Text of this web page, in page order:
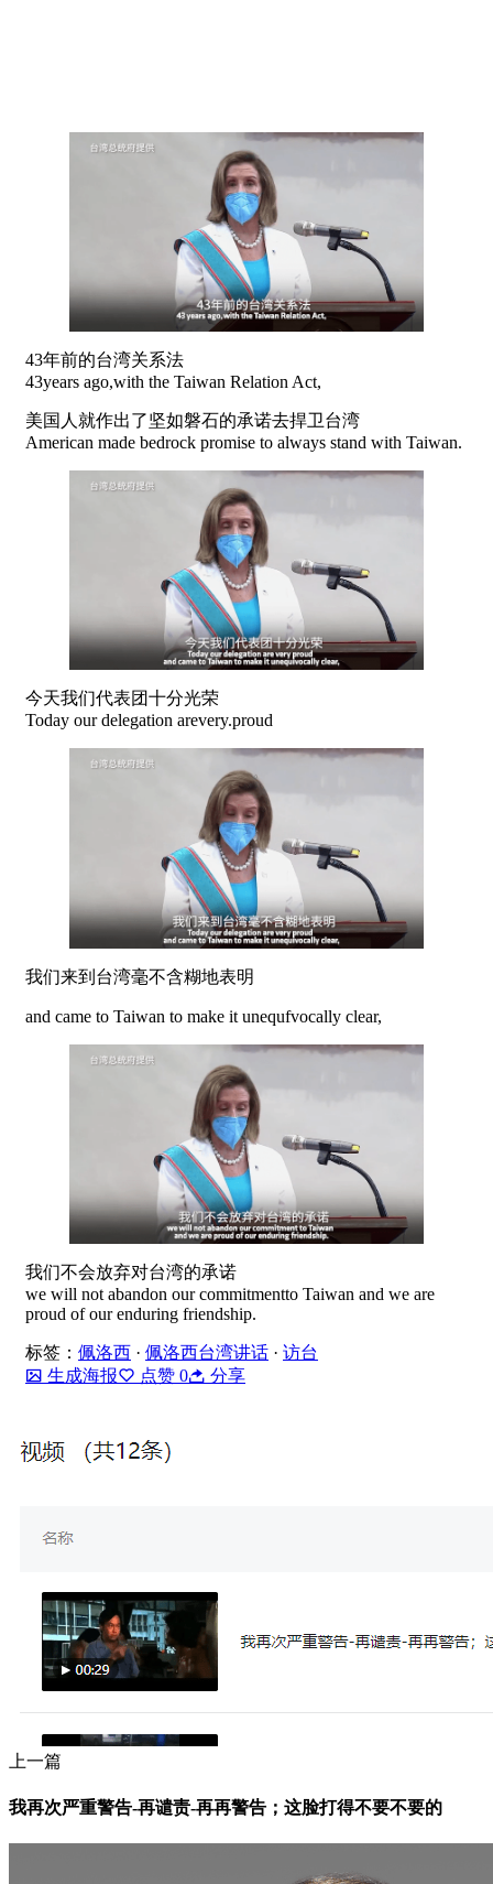
43年前的台湾关系法
43years ago,with the Taiwan Relation Act,
美国人就作出了坚如磐石的承诺去捍卫台湾
American made bedrock promise to always stand with Taiwan.
今天我们代表团十分光荣
Today our delegation arevery.proud
我们来到台湾毫不含糊地表明
and came to Taiwan to make it unequfvocally clear,
我们不会放弃对台湾的承诺
we will not abandon our commitmentto Taiwan and we are
proud of our enduring friendship.
标签： 佩洛西 · 佩洛西台湾讲话 · 访台
生成海报
点赞 0 分享
上一篇
我再次严重警告-再谴责-再再警告；这脸打得不要不要的